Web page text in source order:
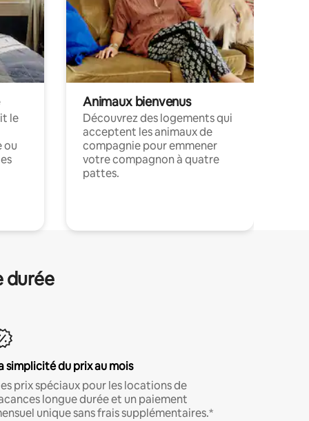
le
ou
Animaux bienvenus
Découvrez des logements qui
acceptent les animaux de
compagnie pour emmener
votre compagnon à quatre
pattes.
durée
simplicité du prix au mois
prix spéciaux pour les locations de
longue durée et un paiement
unique sans frais supplémentaires.*